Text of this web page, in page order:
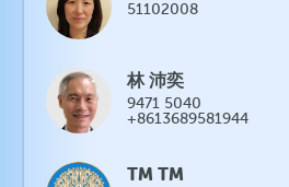
51102008
林 沛奕
9471 5040
+8613689581944
TM TM